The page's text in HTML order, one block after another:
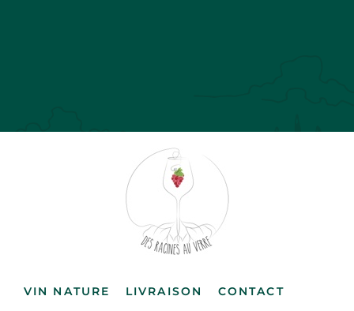
VIN NATURE LIVRAISON CONTACT